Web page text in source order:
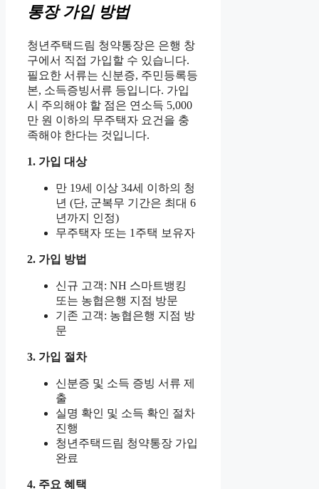
통장 가입 방법
청년주택드림 청약통장은 은행 창
구에서 직접 가입할 수 있습니다.
필요한 서류는 신분증, 주민등록등
본, 소득증빙서류 등입니다. 가입
시 주의해야 할 점은 연소득 5,000
만 원 이하의 무주택자 요건을 충
족해야 한다는 것입니다.
1. 가입 대상
만 19세 이상 34세 이하의 청
년 (단, 군복무 기간은 최대 6
년까지 인정)
무주택자 또는 1주택 보유자
2. 가입 방법
신규 고객: NH 스마트뱅킹
또는 농협은행 지점 방문
기존 고객: 농협은행 지점 방
문
3. 가입 절차
신분증 및 소득 증빙 서류 제
출
실명 확인 및 소득 확인 절차
진행
청년주택드림 청약통장 가입
완료
4. 주요 혜택